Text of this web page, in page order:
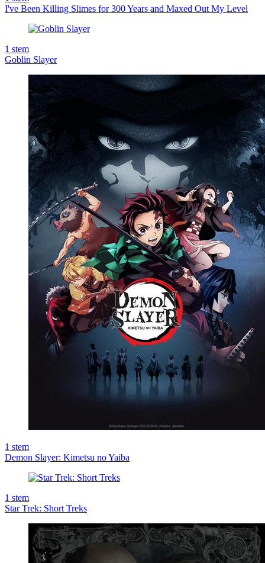
I've Been Killing Slimes for 300 Years and Maxed Out My Level
1 stem
Goblin Slayer
1 stem
Demon Slayer: Kimetsu no Yaiba
1 stem
Star Trek: Short Treks